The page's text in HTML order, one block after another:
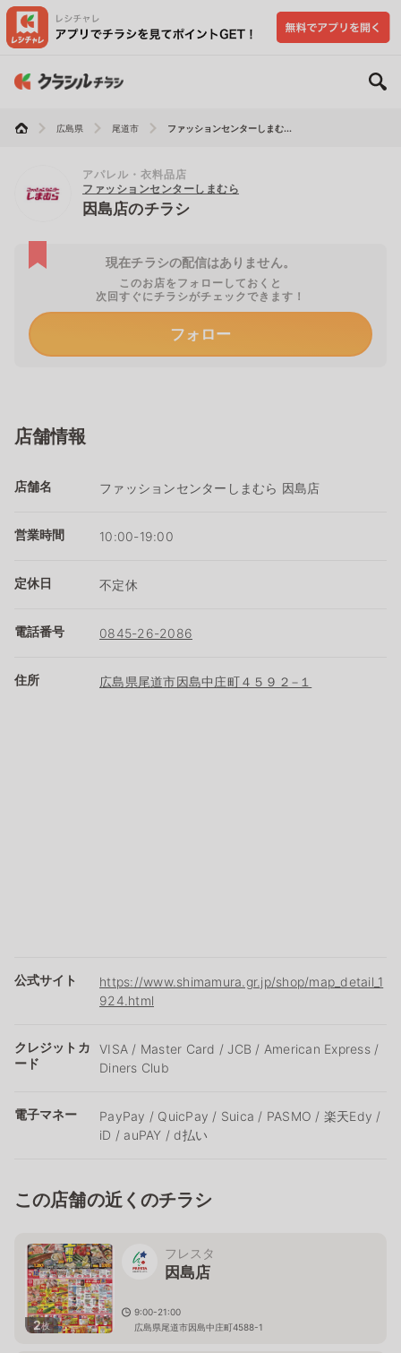
広島県 尾道市 ファッションセンターしまむ...
アパレル・衣料品店
ファッションセンターしまむら
因島店のチラシ
現在チラシの配信はありません。
このお店をフォローしておくと
次回すぐにチラシがチェックできます！
フォロー
店舗情報
店舗名 ファッションセンターしまむら 因島店
営業時間 10:00-19:00
定休日 不定休
電話番号 0845-26-2086
住所 広島県尾道市因島中庄町４５９２−１
公式サイト
https://www.shimamura.gr.jp/shop/map_detail_1
924.html
クレジットカ
ード
VISA / Master Card / JCB / American Express /
Diners Club
電子マネー
PayPay / QuicPay / Suica / PASMO / 楽天Edy /
iD / auPAY / d払い
この店舗の近くのチラシ
2枚
フレスタ
因島店
9:00-21:00
広島県尾道市因島中庄町4588-1